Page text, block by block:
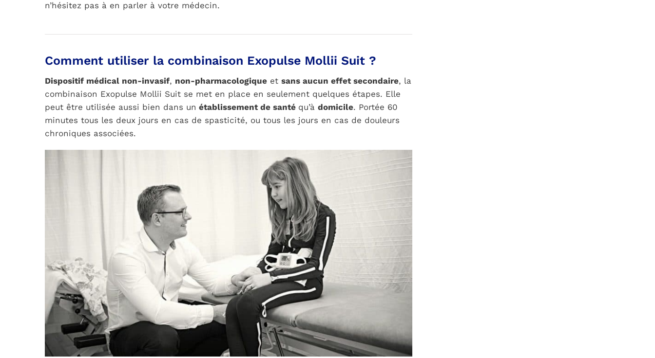
n’hésitez pas à en parler à votre médecin.
Comment utiliser la combinaison Exopulse Mollii Suit ?
Dispositif médical non-invasif, non-pharmacologiqueet sans aucun effet secondaire, la
combinaison Exopulse Mollii Suit se met en place en seulement quelques étapes. Elle
peut être utilisée aussi bien dans un établissement de santé qu’à domicile. Portée 60
minutes tous les deux jours en cas de spasticité, ou tous les jours en cas de douleurs
chroniques associées.